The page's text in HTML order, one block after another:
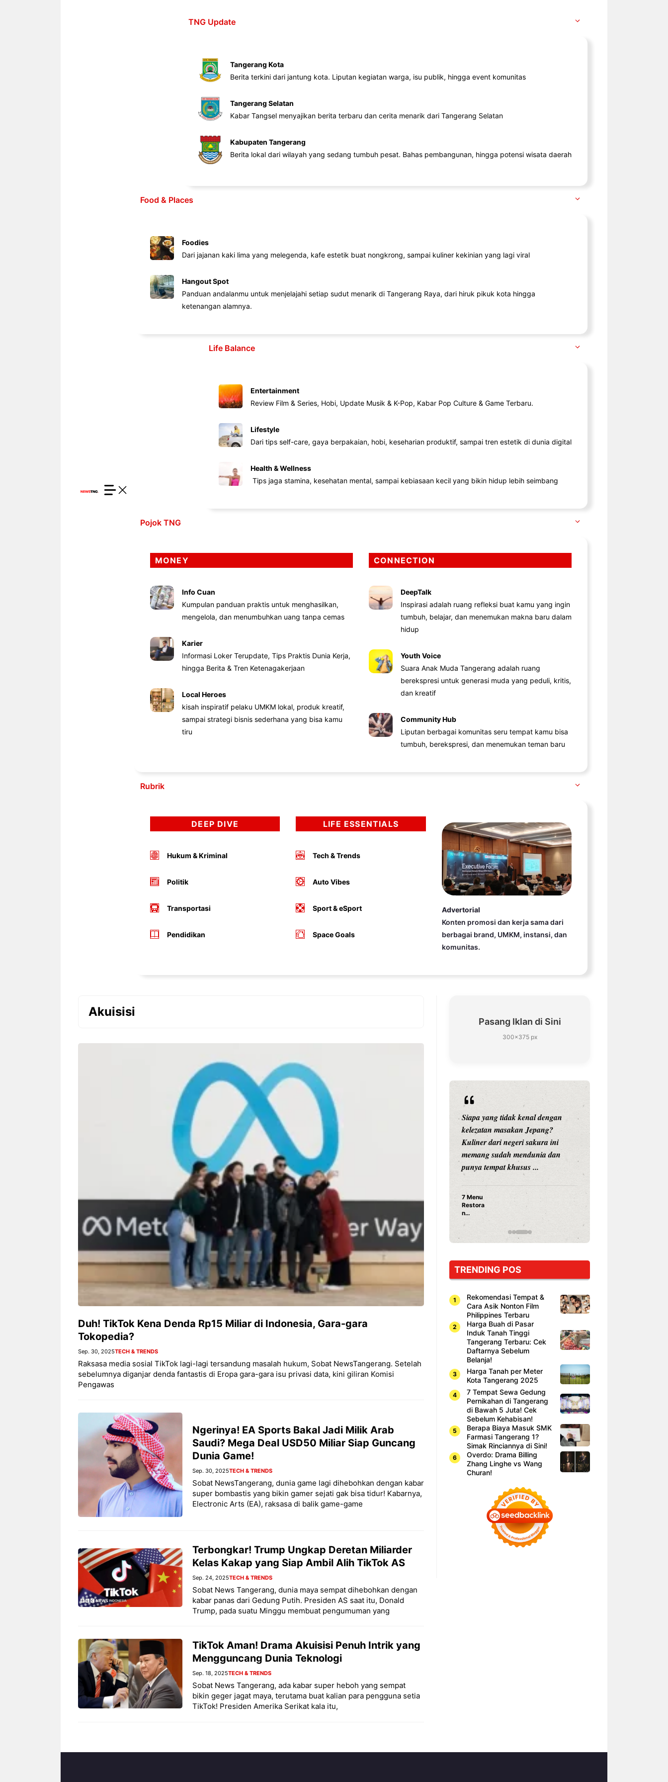
TNG Update
Tangerang Kota
Berita terkini dari jantung kota. Liputan kegiatan warga, isu publik, hingga event komunitas
Tangerang Selatan
Kabar Tangsel menyajikan berita terbaru dan cerita menarik dari Tangerang Selatan
Kabupaten Tangerang
Berita lokal dari wilayah yang sedang tumbuh pesat. Bahas pembangunan, hingga potensi wisata daerah
Food & Places
Foodies
Dari jajanan kaki lima yang melegenda, kafe estetik buat nongkrong, sampai kuliner kekinian yang lagi viral
Hangout Spot
Panduan andalanmu untuk menjelajahi setiap sudut menarik di Tangerang Raya, dari hiruk pikuk kota hingga
ketenangan alamnya.
Life Balance
Entertainment
Review Film & Series, Hobi, Update Musik & K-Pop, Kabar Pop Culture & Game Terbaru.
Lifestyle
Dari tips self-care, gaya berpakaian, hobi, keseharian produktif, sampai tren estetik di dunia digital
Health & Wellness
Tips jaga stamina, kesehatan mental, sampai kebiasaan kecil yang bikin hidup lebih seimbang
Pojok TNG
MONEY
Info Cuan
Kumpulan panduan praktis untuk menghasilkan,
mengelola, dan menumbuhkan uang tanpa cemas
Karier
Informasi Loker Terupdate, Tips Praktis Dunia Kerja,
hingga Berita & Tren Ketenagakerjaan
Local Heroes
kisah inspiratif pelaku UMKM lokal, produk kreatif,
sampai strategi bisnis sederhana yang bisa kamu
tiru
CONNECTION
DeepTalk
Inspirasi adalah ruang refleksi buat kamu yang ingin
tumbuh, belajar, dan menemukan makna baru dalam
hidup
Youth Voice
Suara Anak Muda Tangerang adalah ruang
berekspresi untuk generasi muda yang peduli, kritis,
dan kreatif
Community Hub
Liputan berbagai komunitas seru tempat kamu bisa
tumbuh, berekspresi, dan menemukan teman baru
Rubrik
DEEP DIVE
Hukum & Kriminal
Politik
Transportasi
Pendidikan
LIFE ESSENTIALS
Tech & Trends
Auto Vibes
Sport & eSport
Space Goals
Advertorial
Konten promosi dan kerja sama dari
berbagai brand, UMKM, instansi, dan
komunitas.
Akuisisi
Duh! TikTok Kena Denda Rp15 Miliar di Indonesia, Gara-gara
Tokopedia?
Sep. 30, 2025TECH & TRENDS
Raksasa media sosial TikTok lagi-lagi tersandung masalah hukum, Sobat NewsTangerang. Setelah
sebelumnya diganjar denda fantastis di Eropa gara-gara isu privasi data, kini giliran Komisi
Pengawas
Ngerinya! EA Sports Bakal Jadi Milik Arab
Saudi? Mega Deal USD50 Miliar Siap Guncang
Dunia Game!
Sep. 30, 2025TECH & TRENDS
Sobat NewsTangerang, dunia game lagi dihebohkan dengan kabar
super bombastis yang bikin gamer sejati gak bisa tidur! Kabarnya,
Electronic Arts (EA), raksasa di balik game-game
Terbongkar! Trump Ungkap Deretan Miliarder
Kelas Kakap yang Siap Ambil Alih TikTok AS
Sep. 24, 2025TECH & TRENDS
Sobat News Tangerang, dunia maya sempat dihebohkan dengan
kabar panas dari Gedung Putih. Presiden AS saat itu, Donald
Trump, pada suatu Minggu membuat pengumuman yang
TikTok Aman! Drama Akuisisi Penuh Intrik yang
Mengguncang Dunia Teknologi
Sep. 18, 2025TECH & TRENDS
Sobat News Tangerang, ada kabar super heboh yang sempat
bikin geger jagat maya, terutama buat kalian para pengguna setia
TikTok! Presiden Amerika Serikat kala itu,
Pasang Iklan di Sini
300×375 px
Nunung Srimulat & Vicky
15 Ribu, Resep Rahasia
Mami Bikin Nagih!
Bandung – Menyambut pergantian
tahun 2026, restoran all you can
eat Kakkoii All You Can Eat
Bandung menghadirkan
penawaran spesial ...
Sambut 2026, Kakkoii
Bandung Hadirkan Pesta All
You Can Eat Mulai Rp
145.000
Pernah gak sih kamu mulai
ngerjain sesuatu cuma buat iseng-
iseng, eh ternyata malah jadi
peluang bisnis yang
menguntungkan? Nah, itulah ...
Siapa yang tidak kenal dengan
kelezatan masakan Jepang?
Kuliner dari negeri sakura ini
memang sudah mendunia dan
punya tempat khusus ...
7 Menu
Restora
n
yang
Dicoba,
Cuma
Sushi!
TRENDING POS
Rekomendasi Tempat &
Cara Asik Nonton Film
Philippines Terbaru
Harga Buah di Pasar
Induk Tanah Tinggi
Tangerang Terbaru: Cek
Daftarnya Sebelum
Belanja!
Harga Tanah per Meter
Kota Tangerang 2025
7 Tempat Sewa Gedung
Pernikahan di Tangerang
di Bawah 5 Juta! Cek
Sebelum Kehabisan!
Berapa Biaya Masuk SMK
Farmasi Tangerang 1?
Simak Rinciannya di Sini!
Overdo: Drama Billing
Zhang Linghe vs Wang
Churan!